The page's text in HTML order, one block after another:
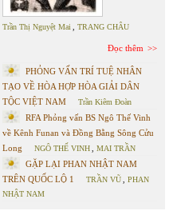
Trần Thị Nguyệt Mai TRANG CHÂU
Đọc thêm
PHỎNG VẤN TRÍ TUỆ NHÂN
TẠO VỀ HÒA HỢP HÒA GIẢI DÂN
TỘC VIỆT NAM
Trần Kiêm Đoàn
RFA Phỏng vấn BS Ngô Thế Vinh
về Kênh Funan và Đồng Bằng Sông Cửu
Long
NGÔ THẾ VINH MAI TRẦN
GẶP LẠI PHAN NHẬT NAM
TRÊN QUỐC LỘ 1
TRẦN VŨ
PHAN
NHẬT NAM